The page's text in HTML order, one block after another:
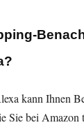
kann Ihnen
Sie bei